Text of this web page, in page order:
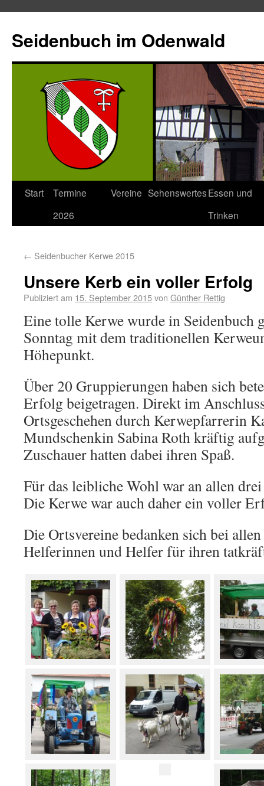
Seidenbuch im Odenwald
Start
Termine
2026
Vereine SehenswertesEssen und
Trinken
← Seidenbucher Kerwe 2015
Unsere Kerb ein voller Erfolg
Publiziert am 15. September 2015von Günther Rettig
Eine tolle Kerwe wurde in Seidenbuch
Sonntag mit dem traditionellen
Höhepunkt.
Über 20 Gruppierungen haben sich
Erfolg beigetragen. Direkt im
Ortsgeschehen durch Kerwepfarrerin
Mundschenkin Sabina Roth kräftig
Zuschauer hatten dabei ihren Spaß.
Für das leibliche Wohl war an allen drei
Die Kerwe war auch daher ein voller
Die Ortsvereine bedanken sich bei
Helferinnen und Helfer für ihren